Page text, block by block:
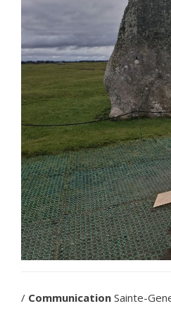
/ Communication Sainte-